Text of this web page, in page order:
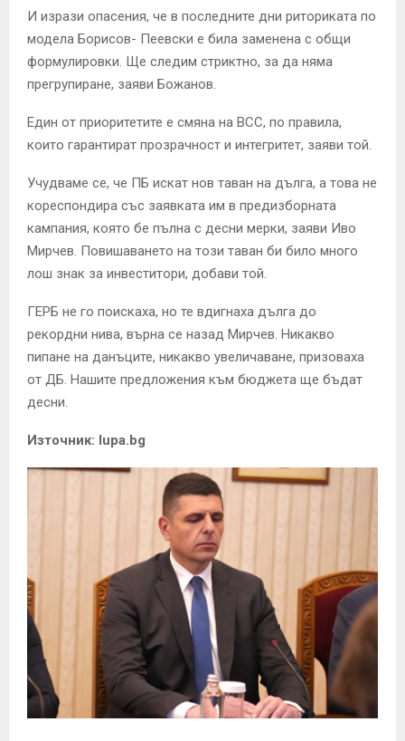
И изрази опасения, че в последните дни риториката по
модела Борисов- Пеевски е била заменена с общи
формулировки. Ще следим стриктно, за да няма
прегрупиране, заяви Божанов.
Един от приоритетите е смяна на ВСС, по правила,
които гарантират прозрачност и интегритет, заяви той.
Учудваме се, че ПБ искат нов таван на дълга, а това не
кореспондира със заявката им в предизборната
кампания, която бе пълна с десни мерки, заяви Иво
Мирчев. Повишаването на този таван би било много
лош знак за инвеститори, добави той.
ГЕРБ не го поискаха, но те вдигнаха дълга до
рекордни нива, върна се назад Мирчев. Никакво
пипане на данъците, никакво увеличаване, призоваха
от ДБ. Нашите предложения към бюджета ще бъдат
десни.
Източник: lupa.bg